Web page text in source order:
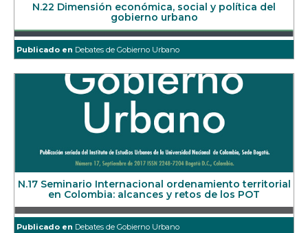
N.22 Dimensión económica, social y política del
gobierno urbano
Publicado en Debates de Gobierno Urbano
N.17 Seminario Internacional ordenamiento territorial
en Colombia: alcances y retos de los POT
Publicado en Debates de Gobierno Urbano